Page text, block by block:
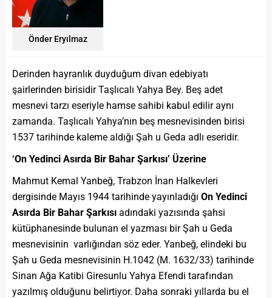
Önder Eryılmaz
Derinden hayranlık duyduğum divan edebiyatı
şairlerinden birisidir Taşlıcalı Yahya Bey. Beş adet
mesnevi tarzı eseriyle hamse sahibi kabul edilir aynı
zamanda. Taşlıcalı Yahya’nın beş mesnevisinden birisi
1537 tarihinde kaleme aldığı Şah u Geda adlı eseridir.
‘On Yedinci Asırda Bir Bahar Şarkısı’ Üzerine
Mahmut Kemal Yanbeğ, Trabzon İnan Halkevleri
dergisinde Mayıs 1944 tarihinde yayınladığı On Yedinci
Asırda Bir Bahar Şarkısı adındaki yazısında şahsi
kütüphanesinde bulunan el yazması bir Şah u Geda
mesnevisinin varlığından söz eder. Yanbeğ, elindeki bu
Şah u Geda mesnevisinin H.1042 (M. 1632/33) tarihinde
Sinan Ağa Katibi Giresunlu Yahya Efendi tarafından
yazılmış olduğunu belirtiyor. Daha sonraki yıllarda bu el